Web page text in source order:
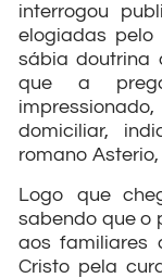
interrogou
elogiadas pelo
sábia doutrina
que a
domiciliar,
romano
Logo que
sabendo que o
aos familiares
Cristo pela